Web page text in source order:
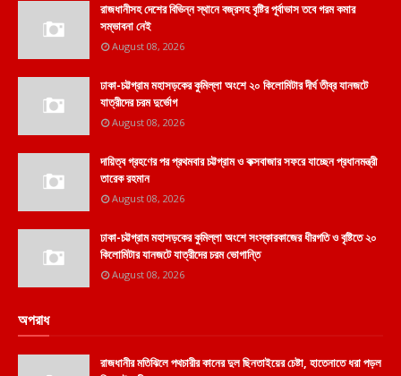
রাজধানীসহ দেশের বিভিন্ন স্থানে বজ্রসহ বৃষ্টির পূর্বাভাস তবে গরম কমার
সম্ভাবনা নেই
August 08, 2026
ঢাকা-চট্টগ্রাম মহাসড়কের কুমিল্লা অংশে ২০ কিলোমিটার দীর্ঘ তীব্র যানজটে
যাত্রীদের চরম দুর্ভোগ
August 08, 2026
দায়িত্ব গ্রহণের পর প্রথমবার চট্টগ্রাম ও কক্সবাজার সফরে যাচ্ছেন প্রধানমন্ত্রী
তারেক রহমান
August 08, 2026
ঢাকা-চট্টগ্রাম মহাসড়কের কুমিল্লা অংশে সংস্কারকাজের ধীরগতি ও বৃষ্টিতে ২০
কিলোমিটার যানজটে যাত্রীদের চরম ভোগান্তি
August 08, 2026
অপরাধ
রাজধানীর মতিঝিলে পথচারীর কানের দুল ছিনতাইয়ের চেষ্টা, হাতেনাতে ধরা পড়ল